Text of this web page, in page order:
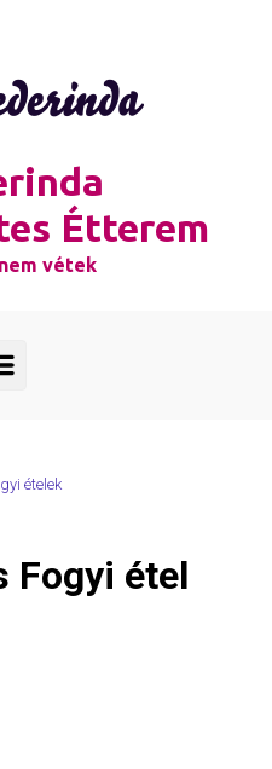
Étterem
vétek
ételek
Fogyi étel